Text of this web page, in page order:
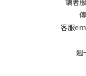
讀者
客服
週